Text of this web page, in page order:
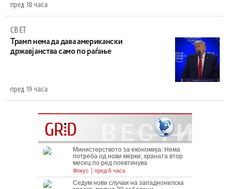
пред 18 часа
СВЕТ
Трамп нема да дава американски
државјанства само по раѓање
пред 19 часа